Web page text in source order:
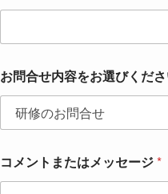
お問合せ内容をお選びくだ
コメントまたはメッセージ*